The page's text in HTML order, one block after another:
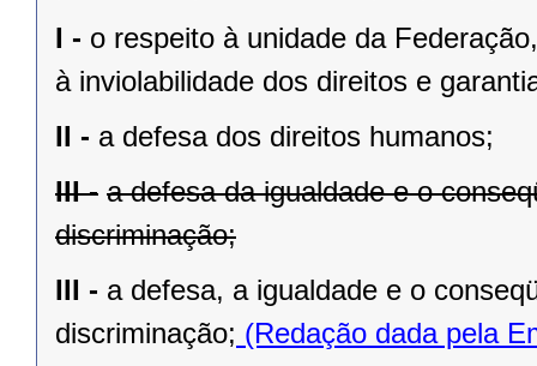
I - o respeito à unidade da
à inviolabilidade dos direitos e
II - a defesa dos direitos humanos;
III - a defesa da igualdade e o
discriminação;
III - a defesa, a igualdade e o
discriminação; (Redação dada pela